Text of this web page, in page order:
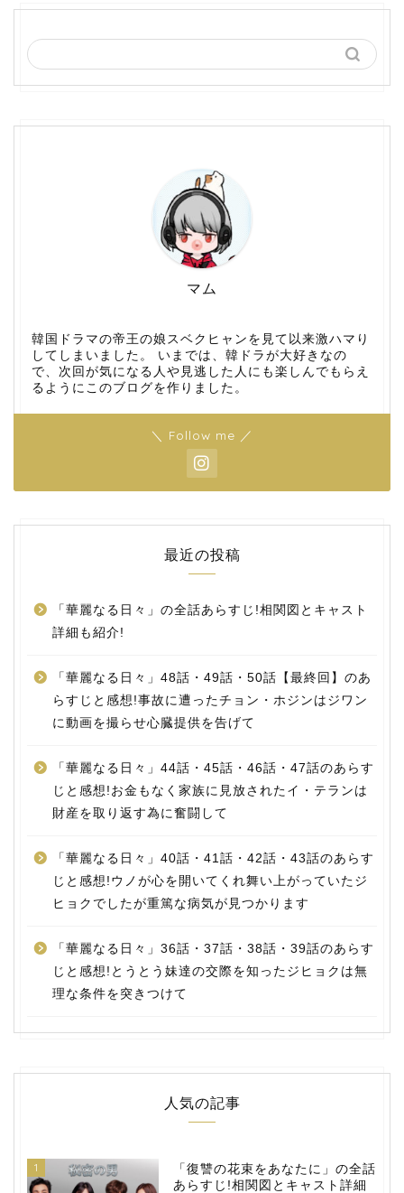
マム
韓国ドラマの帝王の娘スベクヒャンを見て以来激ハマり
してしまいました。 いまでは、韓ドラが大好きなの
で、次回が気になる人や見逃した人にも楽しんでもらえ
るようにこのブログを作りました。
＼ Follow me ／
最近の投稿
「華麗なる日々」の全話あらすじ!相関図とキャスト
詳細も紹介!
「華麗なる日々」48話・49話・50話【最終回】のあ
らすじと感想!事故に遭ったチョン・ホジンはジワン
に動画を撮らせ心臓提供を告げて
「華麗なる日々」44話・45話・46話・47話のあらす
じと感想!お金もなく家族に見放されたイ・テランは
財産を取り返す為に奮闘して
「華麗なる日々」40話・41話・42話・43話のあらす
じと感想!ウノが心を開いてくれ舞い上がっていたジ
ヒョクでしたが重篤な病気が見つかります
「華麗なる日々」36話・37話・38話・39話のあらす
じと感想!とうとう妹達の交際を知ったジヒョクは無
理な条件を突きつけて
人気の記事
1
「復讐の花束をあなたに」の全話
あらすじ!相関図とキャスト詳細